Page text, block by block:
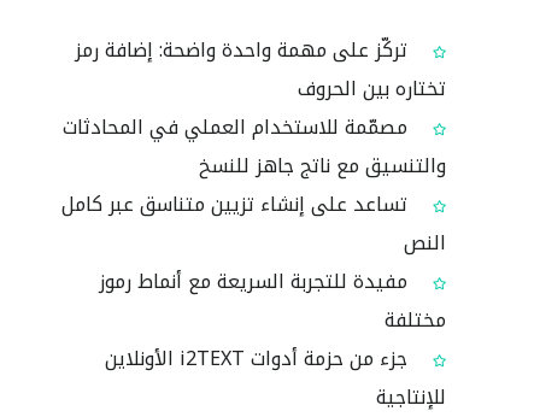
تركّز على مهمة واحدة واضحة: إضافة رمز
تختاره بين الحروف
مصمّمة للاستخدام العملي في المحادثات
والتنسيق مع ناتج جاهز للنسخ
تساعد على إنشاء تزيين متناسق عبر كامل
النص
مفيدة للتجربة السريعة مع أنماط رموز
مختلفة
جزء من حزمة أدوات i2TEXT الأونلاين
للإنتاجية